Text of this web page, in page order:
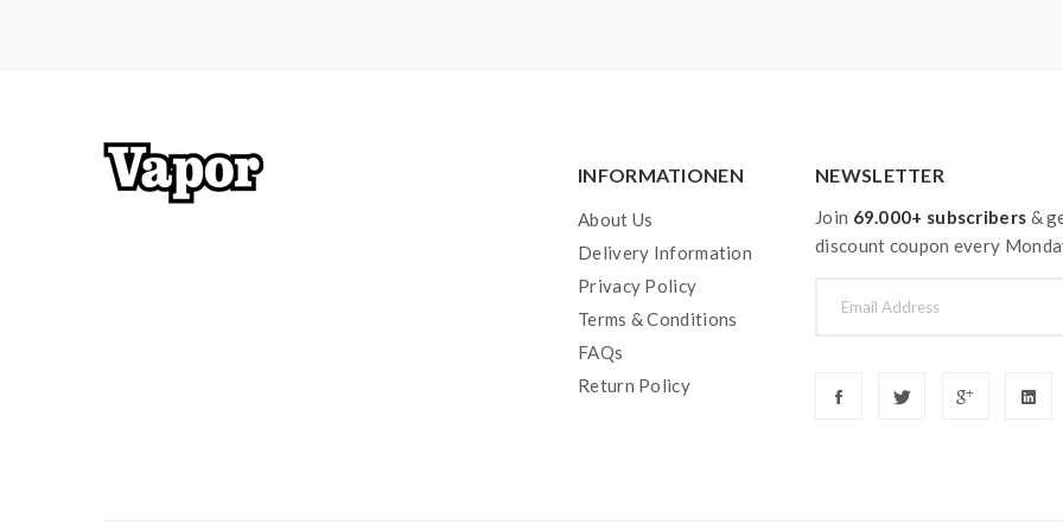
INFORMATIONEN
About Us
Delivery Information
Privacy Policy
Terms & Conditions
FAQs
Return Policy
NEWSLETTER
Join 69.000+ subscribers &
discount coupon every